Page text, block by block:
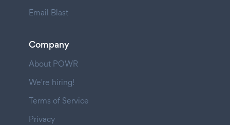
Email Blast
Company
About POWR
We're hiring!
Terms of Service
Privacy